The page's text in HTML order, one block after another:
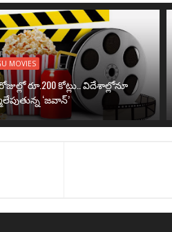
MOVIES
రూ.200 కోట్లు.. విదేశాల్లోనూ
‘జవాన్’